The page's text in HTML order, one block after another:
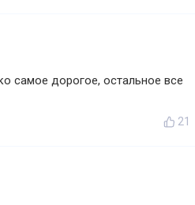
самое дорогое, остальное все
21